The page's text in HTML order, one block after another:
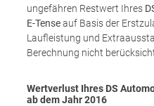
ungefähren Restwert Ihres
E-Tenseauf Basis der
Laufleistung und
Berechnung nicht
Wertverlust Ihres DS
ab dem Jahr2016